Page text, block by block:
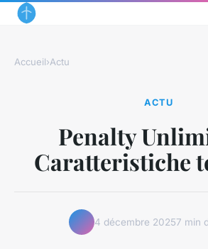
Accueil›Actu
ACTU
Penalty
Caratteristiche
4 décembre 20257 min